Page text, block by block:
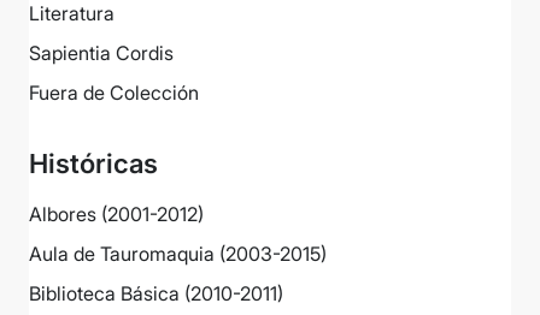
Literatura
Sapientia Cordis
Fuera de Colección
Históricas
Albores (2001-2012)
Aula de Tauromaquia (2003-2015)
Biblioteca Básica (2010-2011)